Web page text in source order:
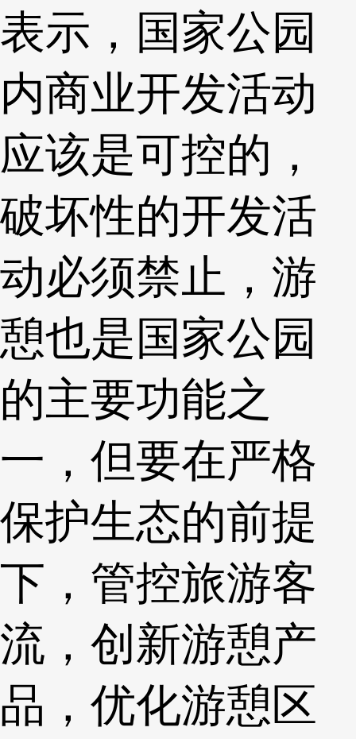
表示，国家公园
内商业开发活动
应该是可控的，
破坏性的开发活
动必须禁止，游
憩也是国家公园
的主要功能之
一，但要在严格
保护生态的前提
下，管控旅游客
流，创新游憩产
品，优化游憩区